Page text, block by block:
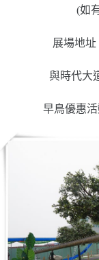
(如
展場地
與時代大
早鳥優惠